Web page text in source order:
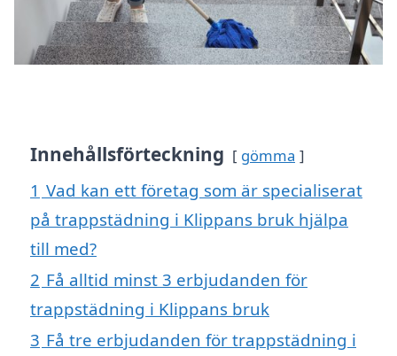
Innehållsförteckning gömma
1 Vad kan ett företag som är specialiserat
på trappstädning i Klippans bruk hjälpa
till med?
2 Få alltid minst 3 erbjudanden för
trappstädning i Klippans bruk
3 Få tre erbjudanden för trappstädning i